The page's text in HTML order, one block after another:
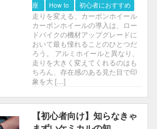
座
How to 初心者におすすめ
走りを変える、カーボンホイール
カーボンホイールの導入は、ロー
ドバイクの機材アップグレードに
おいて最も憧れることのひとつだ
ろう。 アルミホイールと異なり、
走りを大きく変えてくれるのはも
ちろん、存在感のある見た目で印
象を大 […]
【初心者向け】知らなきゃ